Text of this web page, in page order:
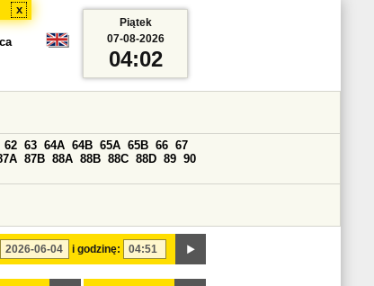
x
i godzinę:
62 63 64A 64B 65A 65B 66 67
87B 88A 88B 88C 88D 89 90
Piątek
07-08-2026
04:02